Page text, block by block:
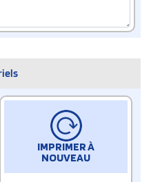
IMPRIMER À
NOUVEAU